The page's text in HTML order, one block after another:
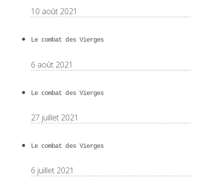
10 août 2021
Le combat des Vierges
6 août 2021
Le combat des Vierges
27 juillet 2021
Le combat des Vierges
6 juillet 2021